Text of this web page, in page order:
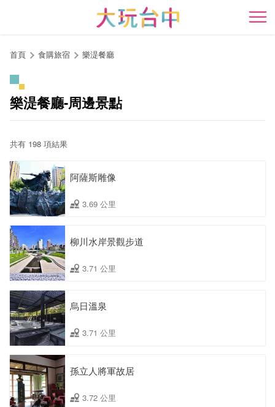
開
首頁 食購旅宿 樂湜餐廳
樂湜餐廳-周邊景點
共有 198 項結果
阿薩斯雕像
3.69 公里
柳川水岸景觀步道
3.71 公里
烏日溫泉
3.71 公里
孫立人將軍故居
3.72 公里